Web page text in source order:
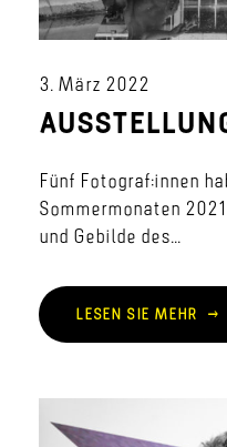
3. März 2022
Fünf Fotograf:innen
Sommermonaten
und Gebilde des...
LESEN SIE MEHR